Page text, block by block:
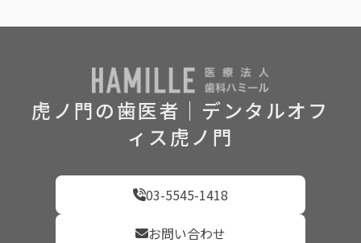
虎ノ門の歯医者｜デンタルオフ
ィス虎ノ門
03-5545-1418
お問い合わせ